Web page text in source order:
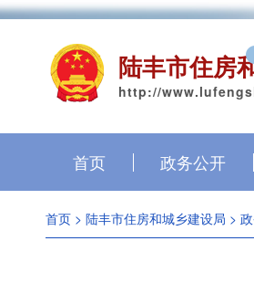
陆丰市住房
http://
首页 政务公开
首页 > 陆丰市住房和城乡建设局 >